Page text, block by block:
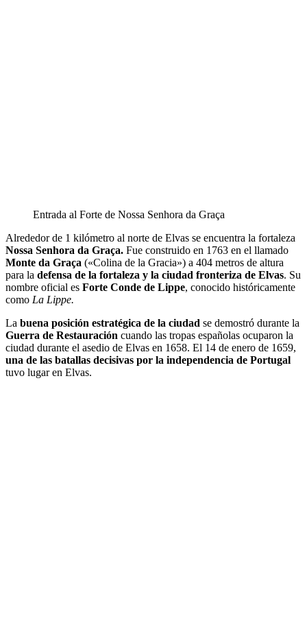
Entrada al Forte de Nossa Senhora da Graça
Alrededor de 1 kilómetro al norte de Elvas se encuentra la fortaleza
Nossa Senhora da Graça. Fue construido en 1763 en el llamado
Monte da Graça («Colina de la Gracia») a 404 metros de altura
para la defensa de la fortaleza y la ciudad fronteriza de Elvas. Su
nombre oficial es Forte Conde de Lippe, conocido históricamente
como La Lippe.
La buena posición estratégica de la ciudad se demostró durante la
Guerra de Restauración cuando las tropas españolas ocuparon la
ciudad durante el asedio de Elvas en 1658. El 14 de enero de 1659,
una de las batallas decisivas por la independencia de Portugal
tuvo lugar en Elvas.